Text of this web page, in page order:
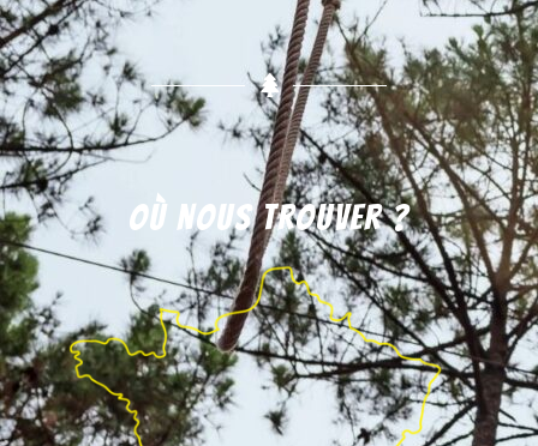
Où nous trouver ?